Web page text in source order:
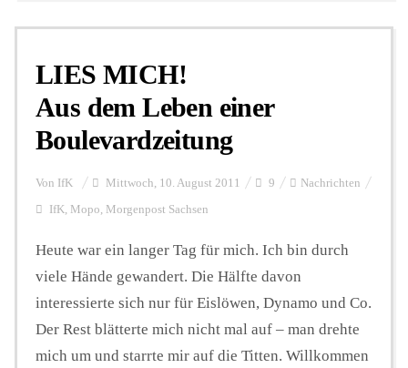
LIES MICH!
Aus dem Leben einer
Boulevardzeitung
Von IfK Mittwoch, 10. August 2011 9 Nachrichten
IfK, Mopo, Morgenpost Sachsen
Heute war ein langer Tag für mich. Ich bin durch
viele Hände gewandert. Die Hälfte davon
interessierte sich nur für Eislöwen, Dynamo und Co.
Der Rest blätterte mich nicht mal auf – man drehte
mich um und starrte mir auf die Titten. Willkommen